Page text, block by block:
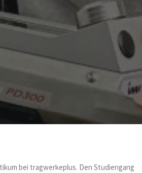
bei tragwerkeplus. Den Studiengang